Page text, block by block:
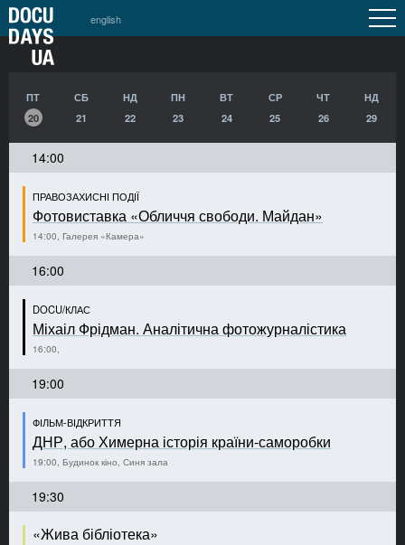
english
ПТ
20
СБ
21
НД
22
ПН
23
ВТ
24
СР
25
ЧТ
26
НД
29
14:00
ПРАВОЗАХИСНІ ПОДІЇ
Фотовиставка «Обличчя свободи. Майдан»
14:00, Галерея «Камера»
16:00
DOCU/КЛАС
Міхаіл Фрідман. Аналітична фотожурналістика
16:00,
19:00
ФІЛЬМ-ВІДКРИТТЯ
ДНР, або Химерна історія країни-саморобки
19:00, Будинок кіно, Синя зала
19:30
«Жива бібліотека»